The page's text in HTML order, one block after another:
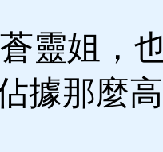
靈姐，
據那麼